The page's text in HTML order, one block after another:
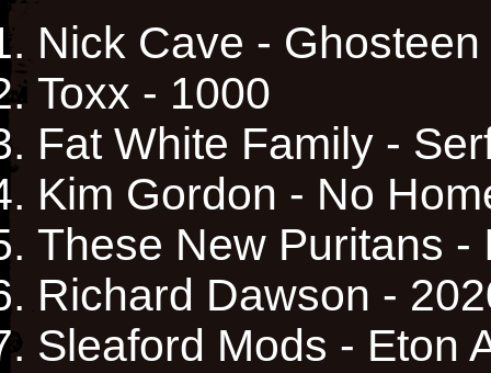
Nick Cave - Ghosteen
Toxx - 1000
Fat White Family -
Kim Gordon - No
These New Puritans -
Richard Dawson -
Sleaford Mods - Eton